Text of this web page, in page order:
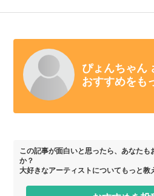
ぴょんちゃん
おすすめをも
この記事が面白いと思ったら、あなた
か？
大好きなアーティストについてもっと教